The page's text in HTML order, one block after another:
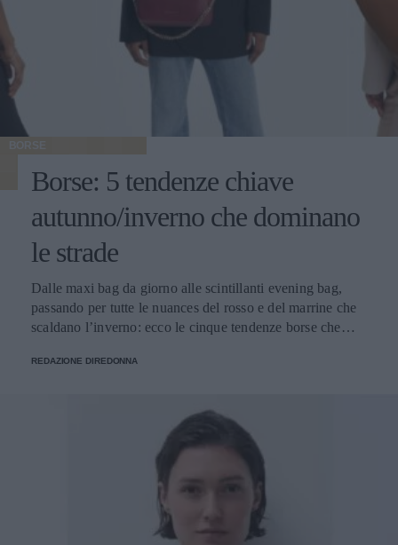
BORSE
Borse: 5 tendenze chiave
autunno/inverno che dominano
le strade
Dalle maxi bag da giorno alle scintillanti evening bag,
passando per tutte le nuances del rosso e del marrine che
scaldano l’inverno: ecco le cinque tendenze borse che
REDAZIONE DIREDONNA